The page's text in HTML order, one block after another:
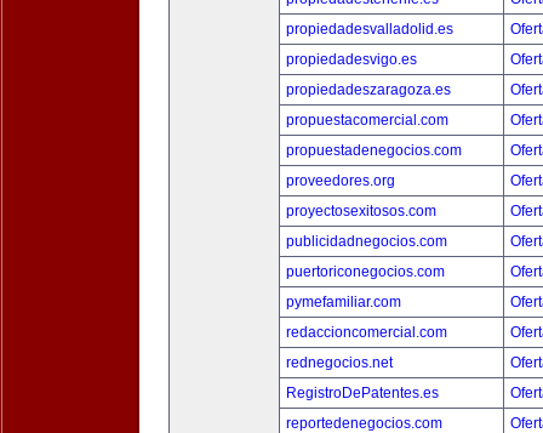
propiedadesvalladolid.es
propiedadesvigo.es
propiedadeszaragoza.es
propuestacomercial.com
propuestadenegocios.com
proveedores.org
proyectosexitosos.com
publicidadnegocios.com
puertoriconegocios.com
pymefamiliar.com
redaccioncomercial.com
rednegocios.net
RegistroDePatentes.es
reportedenegocios.com